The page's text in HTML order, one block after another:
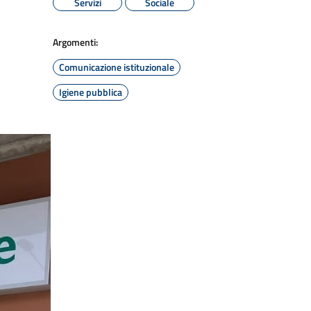
Argomenti:
Comunicazione istituzionale
Igiene pubblica